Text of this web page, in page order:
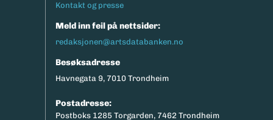
Kontakt og presse
Meld inn feil på nettsider:
redaksjonen@artsdatabanken.no
Besøksadresse
Havnegata 9, 7010 Trondheim
Postadresse:
Postboks 1285 Torgarden, 7462 Trondheim